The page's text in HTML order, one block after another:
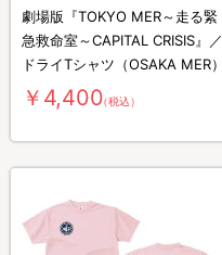
劇場版『TOKYO MER～走る緊
急救命室～CAPITAL CRISIS』／
ドライTシャツ（OSAKA MER）
￥4,400（税込）